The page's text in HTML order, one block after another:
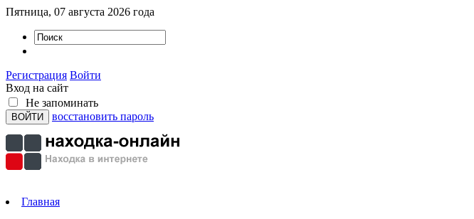
Пятница, 07 августа 2026 года
Регистрация Войти
Вход на сайт
Не запоминать
восстановить пароль
Главная